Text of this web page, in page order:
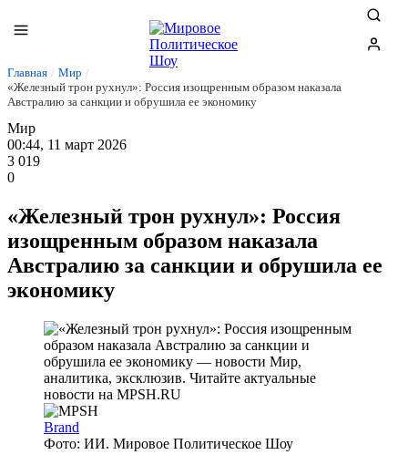
Главная / Мир /
«Железный трон рухнул»: Россия изощренным образом наказала
Австралию за санкции и обрушила ее экономику
Мир
00:44, 11 март 2026
3 019
0
«Железный трон рухнул»: Россия
изощренным образом наказала
Австралию за санкции и обрушила ее
экономику
Brand
Фото: ИИ. Мировое Политическое Шоу